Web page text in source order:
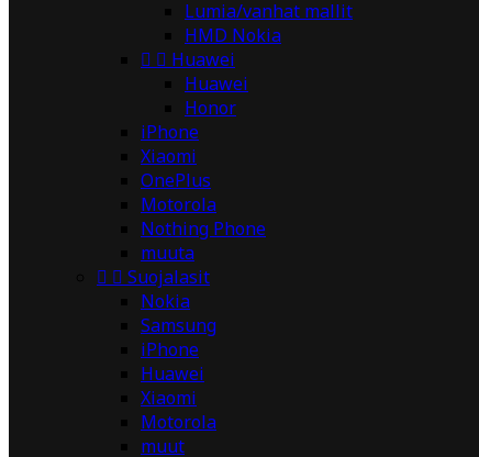
Lumia/vanhat mallit
HMD Nokia
  Huawei
Huawei
Honor
iPhone
Xiaomi
OnePlus
Motorola
Nothing Phone
muuta
  Suojalasit
Nokia
Samsung
iPhone
Huawei
Xiaomi
Motorola
muut